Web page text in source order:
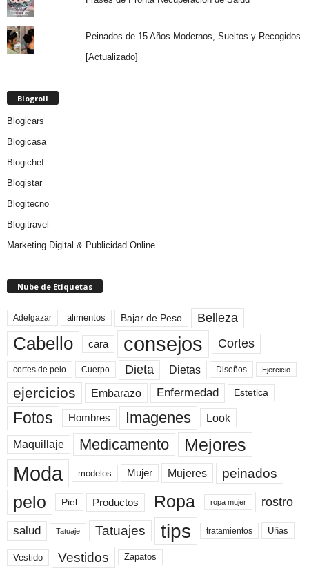
Peinados de 15 Años Modernos, Sueltos y Recogidos
[Actualizado]
Blogroll
Blogicars
Blogicasa
Blogichef
Blogistar
Blogitecno
Blogitravel
Marketing Digital & Publicidad Online
Nube de Etiquetas
Adelgazar alimentos Bajar de Peso Belleza
Cabello cara consejos Cortes
cortes de pelo Cuerpo Dieta Dietas Diseños Ejercicio
ejercicios Embarazo Enfermedad Estetica
Fotos Hombres Imagenes Look
Maquillaje Medicamento Mejores
Moda modelos Mujer Mujeres peinados
pelo Piel Productos Ropa ropa mujer rostro
salud Tatuaje Tatuajes tips tratamientos Uñas
Vestido Vestidos Zapatos